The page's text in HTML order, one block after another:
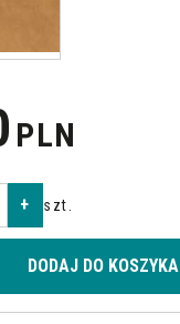
PLN
+ szt.
DODAJ DO KOSZYKA